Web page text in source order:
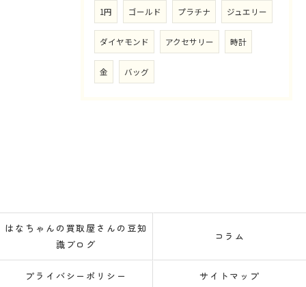
1円 ゴールド プラチナ ジュエリー
ダイヤモンド アクセサリー 時計
金 バッグ
はなちゃんの買取屋さんの豆知
識ブログ
コラム
プライバシーポリシー サイトマップ